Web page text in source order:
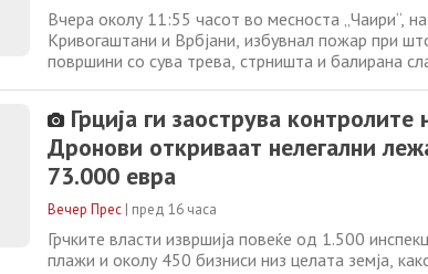
Вчера околу 11:55 часот во месноста „Чаири“,
Кривогаштани и Врбјани, избувнал пожар при
површини со сува трева, стрништа и балирана
време била ставена под контрола, а
Грција ги заострува контролите
Дронови откриваат нелегални
73.000 евра
Вечер Прес | пред 16 часа
Грчките власти извршија повеќе од 1.500
плажи и околу 450 бизниси низ целата земја,